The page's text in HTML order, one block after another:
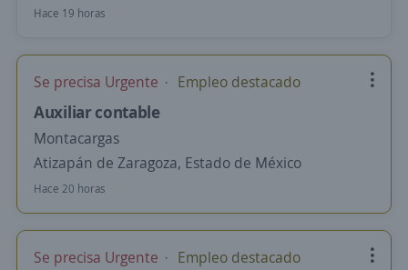
Hace 19 horas
Se precisa Urgente Empleo destacado
Auxiliar contable
Montacargas
Atizapán de Zaragoza, Estado de México
Hace 20 horas
Se precisa Urgente Empleo destacado